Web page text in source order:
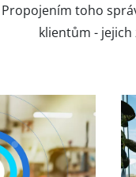
toho
klientům -